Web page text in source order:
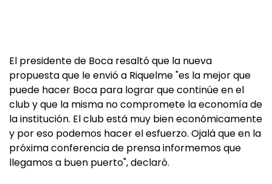
El presidente de Boca resaltó que la nueva
propuesta que le envió a Riquelme "es la mejor que
puede hacer Boca para lograr que continúe en el
club y que la misma no compromete la economía de
la institución. El club está muy bien económicamente
y por eso podemos hacer el esfuerzo. Ojalá que en la
próxima conferencia de prensa informemos que
llegamos a buen puerto", declaró.